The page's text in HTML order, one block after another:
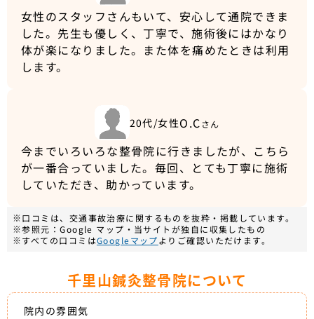
女性のスタッフさんもいて、安心して通院できま
した。先生も優しく、丁寧で、施術後にはかなり
体が楽になりました。また体を痛めたときは利用
します。
20代/女性O.C さん
今までいろいろな整骨院に行きましたが、こちら
が一番合っていました。毎回、とても丁寧に施術
していただき、助かっています。
※口コミは、交通事故治療に関するものを抜粋・掲載しています。
※参照元：Google マップ・当サイトが独自に収集したもの
※すべての口コミはGoogleマップよりご確認いただけます。
千里山鍼灸整骨院について
院内の雰囲気